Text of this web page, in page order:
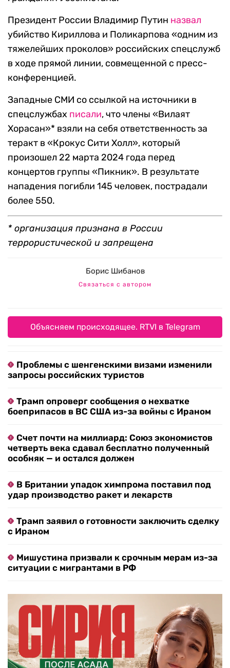
Президент России Владимир Путин назвал
убийство Кириллова и Поликарпова «одним из
тяжелейших проколов» российских спецслужб
в ходе прямой линии, совмещенной с пресс-
конференцией.
Западные СМИ со ссылкой на источники в
спецслужбах писали, что члены «Вилаят
Хорасан»* взяли на себя ответственность за
теракт в «Крокус Сити Холл», который
произошел 22 марта 2024 года перед
концертов группы «Пикник». В результате
нападения погибли 145 человек, пострадали
более 550.
* организация признана в России
террористической и запрещена
Борис Шибанов
Связаться с автором
Объясняем происходящее. RTVI в Telegram
Проблемы с шенгенскими визами изменили
запросы российских туристов
Трамп опроверг сообщения о нехватке
боеприпасов в ВС США из-за войны с Ираном
Счет почти на миллиард: Союз экономистов
четверть века сдавал бесплатно полученный
особняк — и остался должен
В Британии упадок химпрома поставил под
удар производство ракет и лекарств
Трамп заявил о готовности заключить сделку
с Ираном
Мишустина призвали к срочным мерам из-за
ситуации с мигрантами в РФ